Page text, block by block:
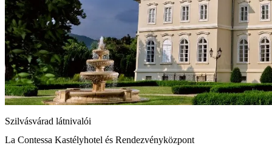
Szilvásvárad látnivalói
La Contessa Kastélyhotel és Rendezvényközpont